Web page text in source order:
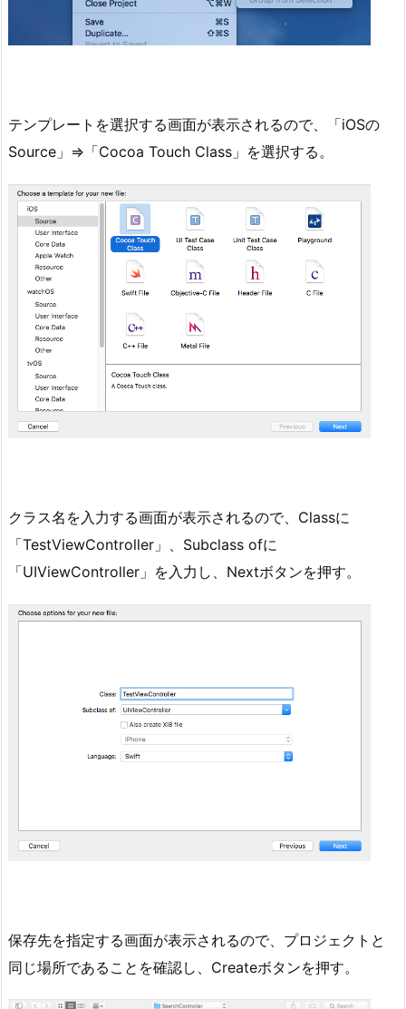
テンプレートを選択する画面が表示されるので、「iOSの
Source」⇒「Cocoa Touch Class」を選択する。
クラス名を入力する画面が表示されるので、Classに
「TestViewController」、Subclass ofに
「UIViewController」を入力し、Nextボタンを押す。
保存先を指定する画面が表示されるので、プロジェクトと
同じ場所であることを確認し、Createボタンを押す。